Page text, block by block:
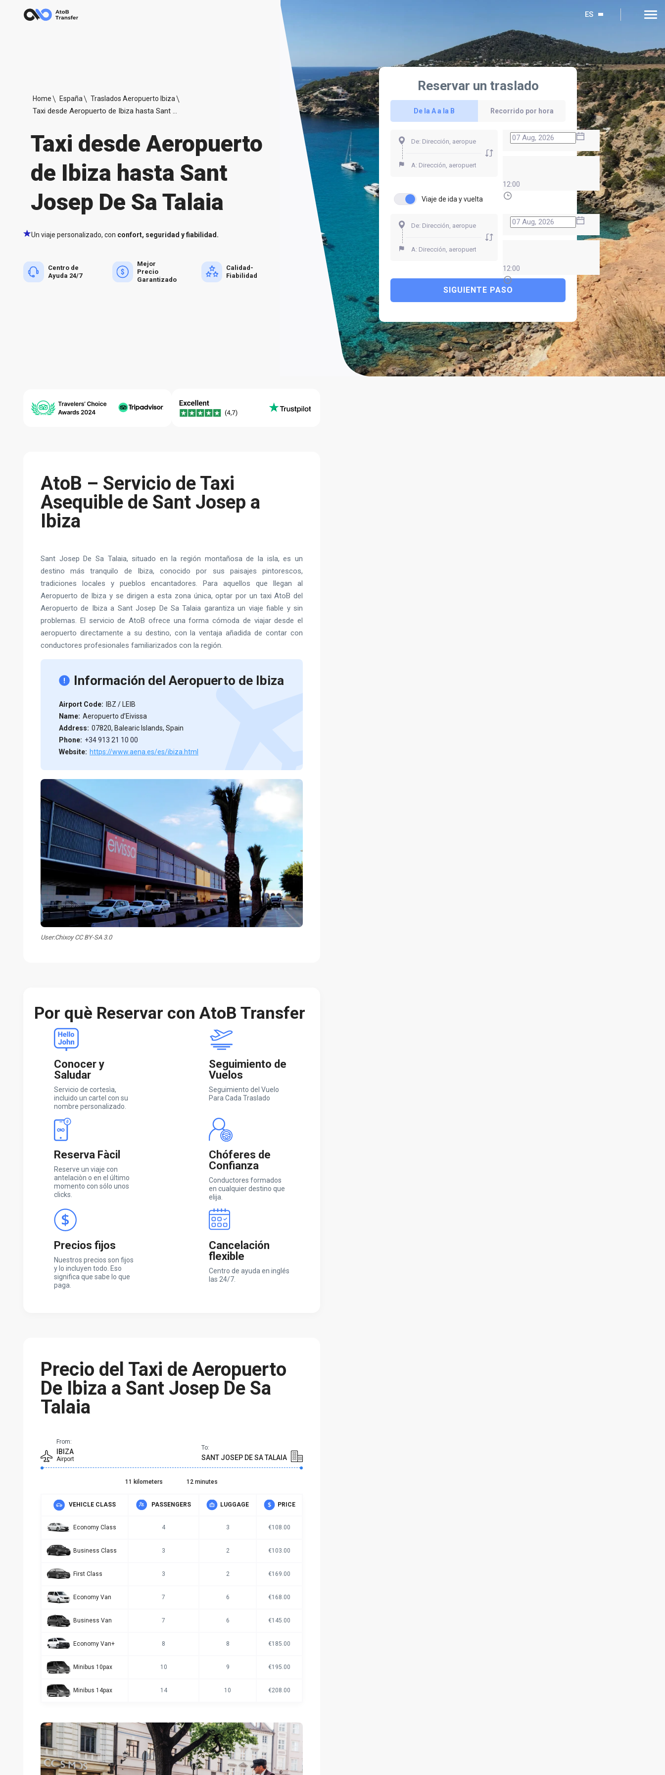
ES
Home España Traslados Aeropuerto Ibiza
Taxi desde Aeropuerto de Ibiza hasta Sant Josep De Sa Talaia
Taxi desde Aeropuerto
de Ibiza hasta Sant
Josep De Sa Talaia
Un viaje personalizado, con confort, seguridad y fiabilidad.
Centro de
Ayuda 24/7
Mejor
Precio
Garantizado
Calidad-
Fiabilidad
Reservar un traslado
De la A a la B Recorrido por hora
12:00
Viaje de ida y vuelta
12:00
SIGUIENTE PASO
AtoB – Servicio de Taxi
Asequible de Sant Josep a
Ibiza
Sant Josep De Sa Talaia, situado en la región montañosa de la isla, es un
destino más tranquilo de Ibiza, conocido por sus paisajes pintorescos,
tradiciones locales y pueblos encantadores. Para aquellos que llegan al
Aeropuerto de Ibiza y se dirigen a esta zona única, optar por un taxi AtoB del
Aeropuerto de Ibiza a Sant Josep De Sa Talaia garantiza un viaje fiable y sin
problemas. El servicio de AtoB ofrece una forma cómoda de viajar desde el
aeropuerto directamente a su destino, con la ventaja añadida de contar con
conductores profesionales familiarizados con la región.
Información del Aeropuerto de Ibiza
Airport Code:
IBZ / LEIB
Name: Aeropuerto d’Eivissa
Address: 07820, Balearic Islands, Spain
Phone: +34 913 21 10 00
Website: https://www.aena.es/es/ibiza.html
User:Chixoy CC BY-SA 3.0
Por què Reservar con AtoB Transfer
Conocer y
Saludar
Servicio de cortesìa,
incluido un cartel con su
nombre personalizado.
Seguimiento de
Vuelos
Seguimiento del Vuelo
Para Cada Traslado
Reserva Fàcil
Reserve un viaje con
antelaciòn o en el último
momento con sólo unos
clicks.
Chóferes de
Confianza
Conductores formados
en cualquier destino que
elija.
Precios fijos
Nuestros precios son fijos
y lo incluyen todo. Eso
significa que sabe lo que
paga.
Cancelación
flexible
Centro de ayuda en inglés
las 24/7.
Precio del Taxi de Aeropuerto
De Ibiza a Sant Josep De Sa
Talaia
From:
IBIZA
Airport
To:
SANT JOSEP DE SA TALAIA
11 kilometers 12 minutes
VEHICLE CLASS PASSENGERS LUGGAGE PRICE
Economy Class 4 3 €108.00
Business Class 3 2 €103.00
First Class 3 2 €169.00
Economy Van 7 6 €168.00
Business Van 7 6 €145.00
Economy Van+ 8 8 €185.00
Minibus 10pax 10 9 €195.00
Minibus 14pax 14 10 €208.00